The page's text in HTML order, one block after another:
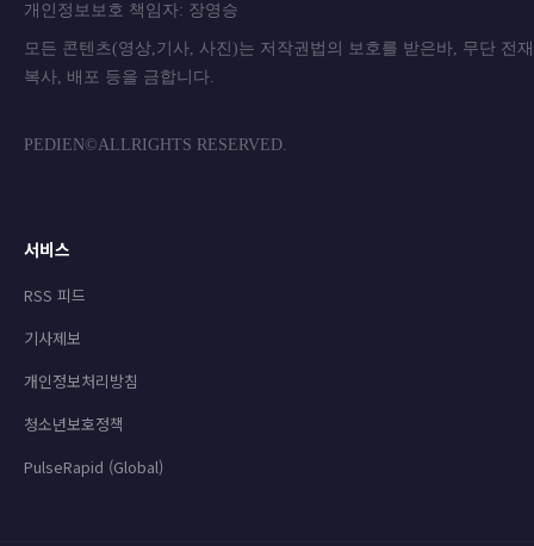
개인정보보호 책임자: 장영승
모든 콘텐츠(영상,기사, 사진)는 저작권법의 보호를 받은바, 무단 전
복사, 배포 등을 금합니
PEDIEN©ALLRIGHTS RESERVED.
서비스
RSS 피드
기사제보
개인정보처리방침
청소년보호정책
PulseRapid (Global)